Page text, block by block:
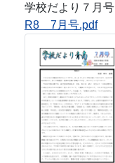
学校だより７月号
R8 7月号.pdf